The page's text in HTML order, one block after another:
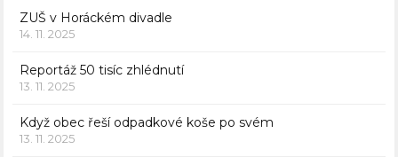
ZUŠ v Horáckém divadle
14. 11. 2025
Reportáž 50 tisíc zhlédnutí
13. 11. 2025
Když obec řeší odpadkové koše po svém
13. 11. 2025